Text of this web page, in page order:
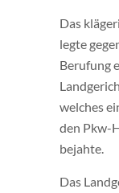
Das
legte
Berufung
welches
den Pkw-
bejahte.
Das